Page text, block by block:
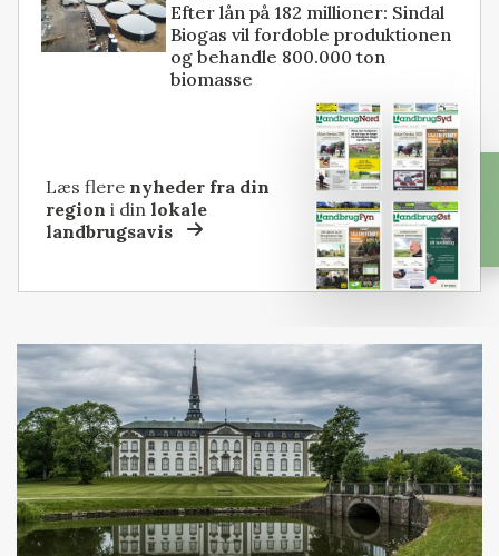
Efter lån på 182 millioner: Sindal
Biogas vil fordoble produktionen
og behandle 800.000 ton
biomasse
Læs flere nyheder fra din
region i dinlokale
landbrugsavis